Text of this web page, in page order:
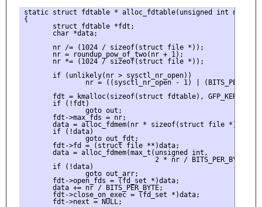
static struct fdtable * alloc_fdtable(unsigned int nr)
{
       struct fdtable *fdt;
       char *data;
       nr /= (1024 / sizeof(struct file *));
       nr = roundup_pow_of_two(nr + 1);
       nr *= (1024 / sizeof(struct file *));
       if (unlikely(nr > sysctl_nr_open))
nr = ((sysctl_nr_open - 1) |
       fdt = kmalloc(sizeof(struct fdtable), GFP_KERNEL);
       if (!fdt)
               goto out;
       fdt->max_fds = nr;
       data = alloc_fdmem(nr * sizeof(struct file *));
       if (!data)
               goto out_fdt;
       fdt->fd = (struct file **)data;
       data = alloc_fdmem(max_t(unsigned int,
2 * nr / BITS_PER_BYTE,
       if (!data)
               goto out_arr;
       fdt->open_fds = (fd_set *)data;
       data += nr / BITS_PER_BYTE;
       fdt->close_on_exec = (fd_set *)data;
       fdt->next = NULL;